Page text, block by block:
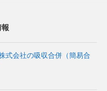
式会社の吸収合併（簡易合